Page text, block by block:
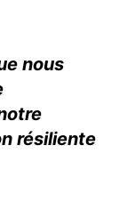
nous
résiliente